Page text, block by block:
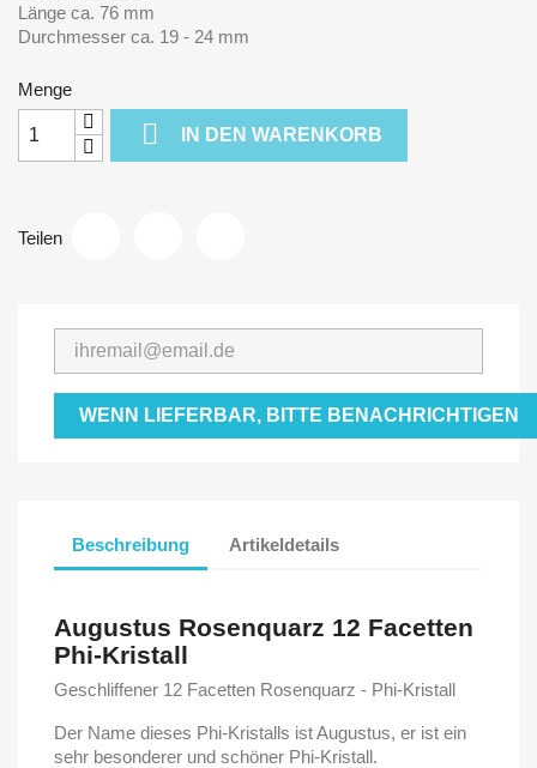
Länge ca. 76 mm
Durchmesser ca. 19 - 24 mm
Menge
 IN DEN WARENKORB
Teilen
WENN LIEFERBAR, BITTE BENACHRICHTIGEN
Beschreibung Artikeldetails
Augustus Rosenquarz 12 Facetten
Phi-Kristall
Geschliffener 12 Facetten Rosenquarz - Phi-Kristall
Der Name dieses Phi-Kristalls ist Augustus, er ist ein
sehr besonderer und schöner Phi-Kristall.